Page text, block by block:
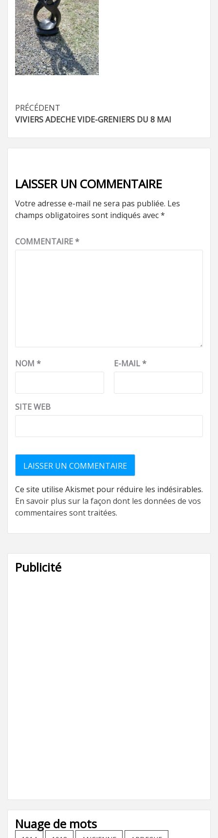
Navigation
d’article
PRÉCÉDENT
VIVIERS ADECHE VIDE-GRENIERS DU 8 MAI
LAISSER UN COMMENTAIRE
Votre adresse e-mail ne sera pas publiée. Les
champs obligatoires sont indiqués avec*
COMMENTAIRE*
NOM * E-MAIL*
SITE WEB
Ce site utilise Akismet pour réduire les indésirables.
En savoir plus sur la façon dont les données de vos
commentaires sont traitées.
Publicité
Nuage de mots